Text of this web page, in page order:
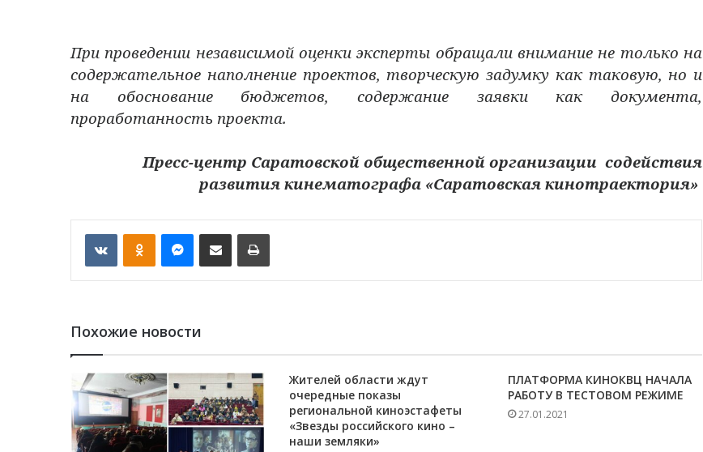
При проведении независимой оценки эксперты обращали внимание не только на
содержательное наполнение проектов, творческую задумку как таковую, но и
на обоснование бюджетов, содержание заявки как документа,
проработанность проекта.
Пресс-центр Саратовской общественной организации содействия
развития кинематографа «Саратовская кинотраектория»
VKontakte
Похожие новости
Жителей области ждут
очередные показы
региональной киноэстафеты
«Звезды российского кино –
наши земляки»
ПЛАТФОРМА КИНОКВЦ НАЧАЛА
РАБОТУ В ТЕСТОВОМ РЕЖИМЕ
27.01.2021